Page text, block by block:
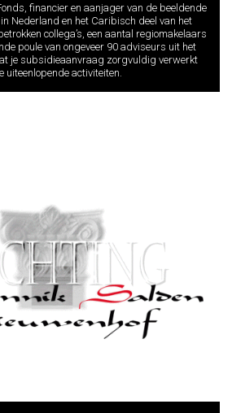
financier en aanjager van de beeldende
Nederland en het Caribisch deel van het
collega’s, een aantal regiomakelaars
poule van ongeveer 90 adviseurs uit het
je subsidieaanvraag zorgvuldig verwerkt
activiteiten.